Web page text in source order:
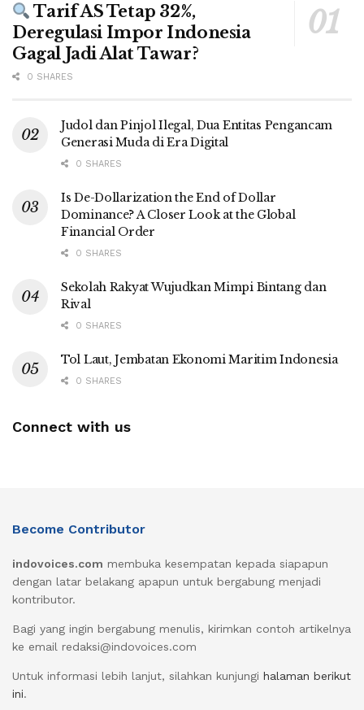
Tarif AS Tetap 32%,
Deregulasi Impor Indonesia
Gagal Jadi Alat Tawar?
0 SHARES
Judol dan Pinjol Ilegal, Dua Entitas Pengancam
Generasi Muda di Era Digital
0 SHARES
Is De-Dollarization the End of Dollar
Dominance? A Closer Look at the Global
Financial Order
0 SHARES
Sekolah Rakyat Wujudkan Mimpi Bintang dan
Rival
0 SHARES
Tol Laut, Jembatan Ekonomi Maritim Indonesia
0 SHARES
Connect with us
Become Contributor
indovoices.com membuka kesempatan kepada siapapun
dengan latar belakang apapun untuk bergabung menjadi
kontributor.
Bagi yang ingin bergabung menulis, kirimkan contoh artikelnya
ke email redaksi@indovoices.com
Untuk informasi lebih lanjut, silahkan kunjungi halaman berikut
ini.